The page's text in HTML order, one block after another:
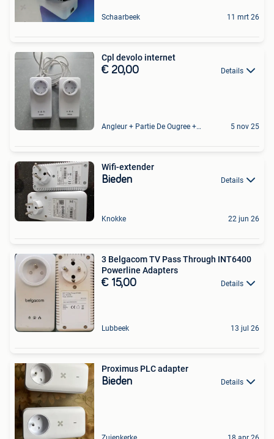
Schaarbeek 11 mrt 26
Cpl devolo internet
€ 20,00 Details
Angleur + Partie De Ougree + Partie De Tilff Et De Embourg 5 nov 25
Wifi-extender
Bieden Details
Knokke 22 jun 26
3 Belgacom TV Pass Through INT6400
Powerline Adapters
€ 15,00 Details
Lubbeek 13 jul 26
Proximus PLC adapter
Bieden Details